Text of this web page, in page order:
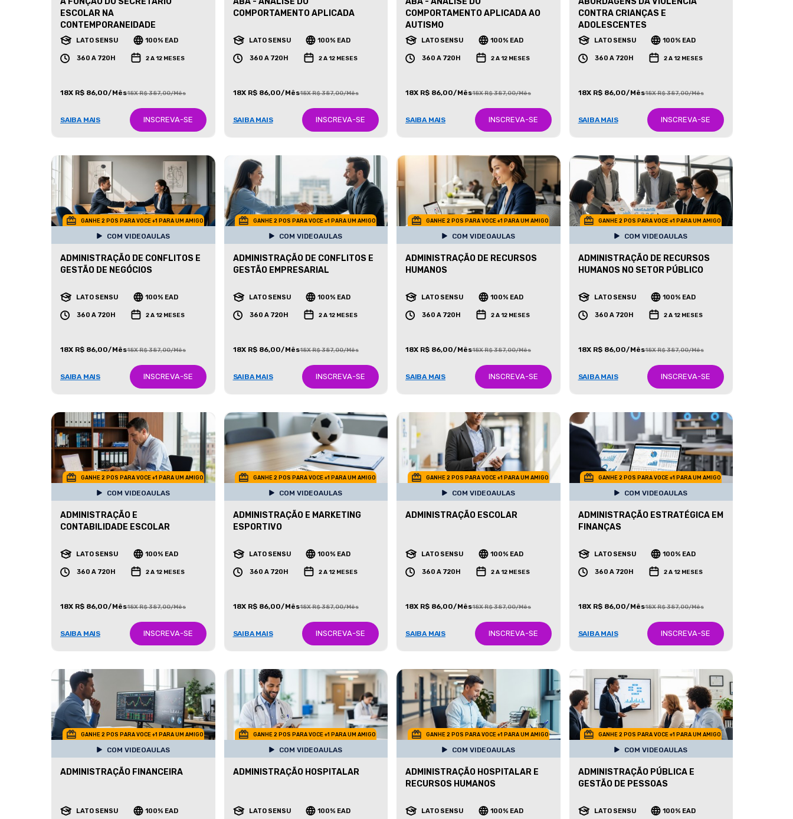
ESCOLAR NA
CONTEMPORANEIDADE
LATO SENSU 100% EAD
360 A 720H 2 A 12 MESES
18X R$ 86,00/Mês18X R$ 387,00/Mês
SAIBA MAIS INSCREVA-SE
COMPORTAMENTO APLICADA
LATO SENSU 100% EAD
360 A 720H 2 A 12 MESES
18X R$ 86,00/Mês18X R$ 387,00/Mês
SAIBA MAIS INSCREVA-SE
COMPORTAMENTO APLICADA AO
AUTISMO
LATO SENSU 100% EAD
360 A 720H 2 A 12 MESES
18X R$ 86,00/Mês18X R$ 387,00/Mês
SAIBA MAIS INSCREVA-SE
CONTRA CRIANÇAS E
ADOLESCENTES
LATO SENSU 100% EAD
360 A 720H 2 A 12 MESES
18X R$ 86,00/Mês18X R$ 387,00/Mês
SAIBA MAIS INSCREVA-SE
GANHE 2 POS PARA VOCE +1 PARA UM AMIGO
COM VIDEOAULAS
ADMINISTRAÇÃO DE CONFLITOS E
GESTÃO DE NEGÓCIOS
LATO SENSU 100% EAD
360 A 720H 2 A 12 MESES
18X R$ 86,00/Mês18X R$ 387,00/Mês
SAIBA MAIS INSCREVA-SE
GANHE 2 POS PARA VOCE +1 PARA UM AMIGO
COM VIDEOAULAS
ADMINISTRAÇÃO DE CONFLITOS E
GESTÃO EMPRESARIAL
LATO SENSU 100% EAD
360 A 720H 2 A 12 MESES
18X R$ 86,00/Mês18X R$ 387,00/Mês
SAIBA MAIS INSCREVA-SE
GANHE 2 POS PARA VOCE +1 PARA UM AMIGO
COM VIDEOAULAS
ADMINISTRAÇÃO DE RECURSOS
HUMANOS
LATO SENSU 100% EAD
360 A 720H 2 A 12 MESES
18X R$ 86,00/Mês18X R$ 387,00/Mês
SAIBA MAIS INSCREVA-SE
GANHE 2 POS PARA VOCE +1 PARA UM AMIGO
COM VIDEOAULAS
ADMINISTRAÇÃO DE RECURSOS
HUMANOS NO SETOR PÚBLICO
LATO SENSU 100% EAD
360 A 720H 2 A 12 MESES
18X R$ 86,00/Mês18X R$ 387,00/Mês
SAIBA MAIS INSCREVA-SE
GANHE 2 POS PARA VOCE +1 PARA UM AMIGO
COM VIDEOAULAS
ADMINISTRAÇÃO E
CONTABILIDADE ESCOLAR
LATO SENSU 100% EAD
360 A 720H 2 A 12 MESES
18X R$ 86,00/Mês18X R$ 387,00/Mês
SAIBA MAIS INSCREVA-SE
GANHE 2 POS PARA VOCE +1 PARA UM AMIGO
COM VIDEOAULAS
ADMINISTRAÇÃO E MARKETING
ESPORTIVO
LATO SENSU 100% EAD
360 A 720H 2 A 12 MESES
18X R$ 86,00/Mês18X R$ 387,00/Mês
SAIBA MAIS INSCREVA-SE
GANHE 2 POS PARA VOCE +1 PARA UM AMIGO
COM VIDEOAULAS
ADMINISTRAÇÃO ESCOLAR
LATO SENSU 100% EAD
360 A 720H 2 A 12 MESES
18X R$ 86,00/Mês18X R$ 387,00/Mês
SAIBA MAIS INSCREVA-SE
GANHE 2 POS PARA VOCE +1 PARA UM AMIGO
COM VIDEOAULAS
ADMINISTRAÇÃO ESTRATÉGICA EM
FINANÇAS
LATO SENSU 100% EAD
360 A 720H 2 A 12 MESES
18X R$ 86,00/Mês18X R$ 387,00/Mês
SAIBA MAIS INSCREVA-SE
GANHE 2 POS PARA VOCE +1 PARA UM AMIGO
COM VIDEOAULAS
ADMINISTRAÇÃO FINANCEIRA
LATO SENSU 100% EAD
GANHE 2 POS PARA VOCE +1 PARA UM AMIGO
COM VIDEOAULAS
ADMINISTRAÇÃO HOSPITALAR
LATO SENSU 100% EAD
GANHE 2 POS PARA VOCE +1 PARA UM AMIGO
COM VIDEOAULAS
ADMINISTRAÇÃO HOSPITALAR E
RECURSOS HUMANOS
LATO SENSU 100% EAD
GANHE 2 POS PARA VOCE +1 PARA UM AMIGO
COM VIDEOAULAS
ADMINISTRAÇÃO PÚBLICA E
GESTÃO DE PESSOAS
LATO SENSU 100% EAD